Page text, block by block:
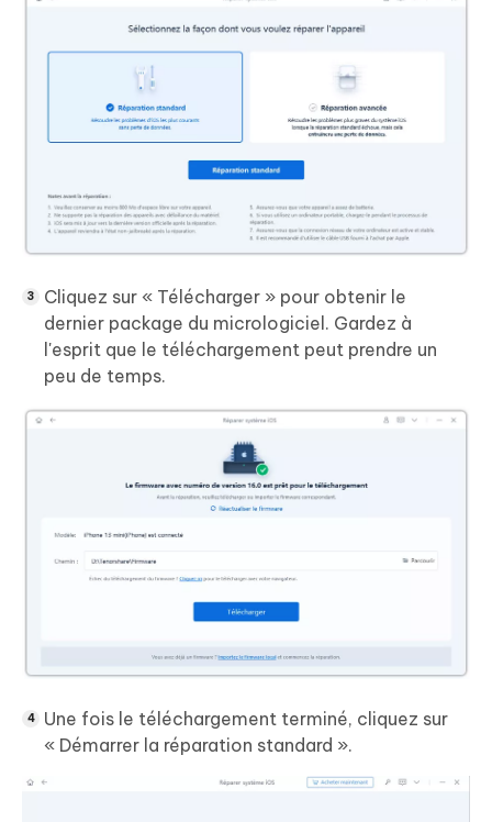
Cliquez sur « Télécharger » pour obtenir le
dernier package du micrologiciel. Gardez à
l'esprit que le téléchargement peut prendre un
peu de temps.
Une fois le téléchargement terminé, cliquez sur
« Démarrer la réparation standard ».